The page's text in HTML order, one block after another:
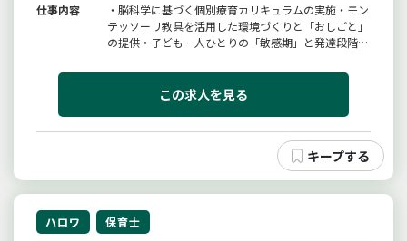
仕事内容
・脳科学に基づく個別療育カリキュラムの実施・モン
テッソーリ教具を活用した環境づくりと「おしごと」
の提供・子ども一人ひとりの「敏感期」と発達段階の
ントと個別支援計画の策定・保護者との連携・家庭で
の関わり方のアドバイス・チームでのカリキュラム振
この求人を見る
ハロワ 保育士